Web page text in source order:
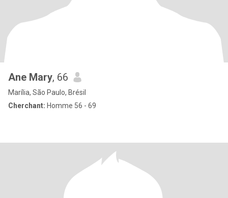
Ane Mary, 66
Marília, São Paulo, Brésil
Cherchant: Homme 56 - 69